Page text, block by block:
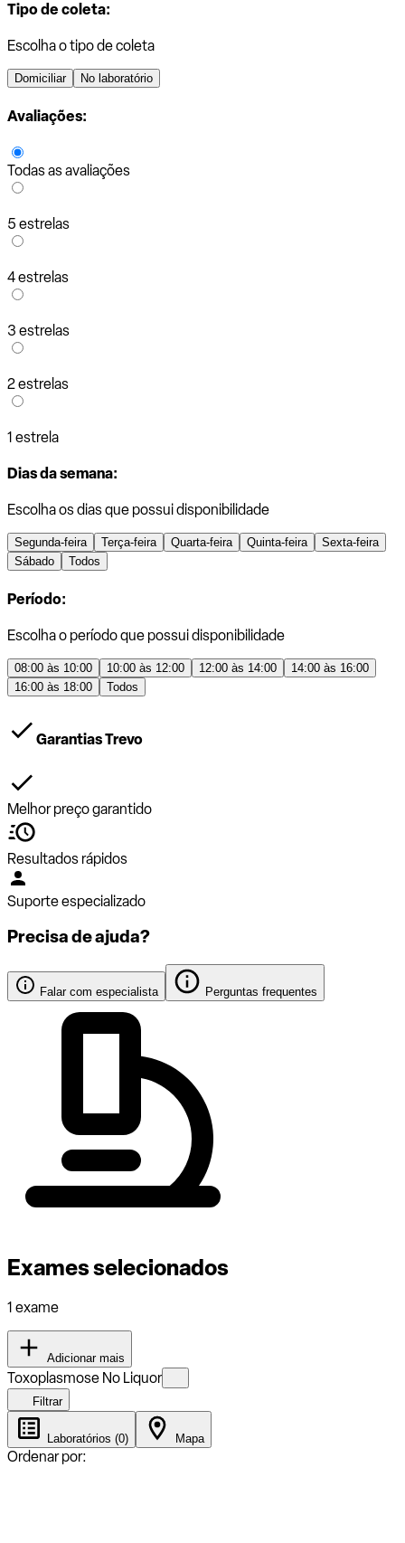
Tipo de coleta:
Escolha o tipo de coleta
Domiciliar No laboratório
Avaliações:
Todas as avaliações
5 estrelas
4 estrelas
3 estrelas
2 estrelas
1 estrela
Dias da semana:
Escolha os dias que possui disponibilidade
Segunda-feira Terça-feira Quarta-feira Quinta-feira
Sexta-feira
Sábado
Todos
Período:
Escolha o período que possui disponibilidade
08:00 às 10:00 10:00 às 12:00 12:00 às 14:00
14:00 às 16:00
16:00 às 18:00
Todos
Garantias Trevo
Melhor preço garantido
Resultados rápidos
Suporte especializado
Precisa de ajuda?
Falar com especialista Perguntas frequentes
Exames selecionados
1 exame
Adicionar mais
Toxoplasmose No Liquor
Filtrar
Laboratórios (0) Mapa
Ordenar por: